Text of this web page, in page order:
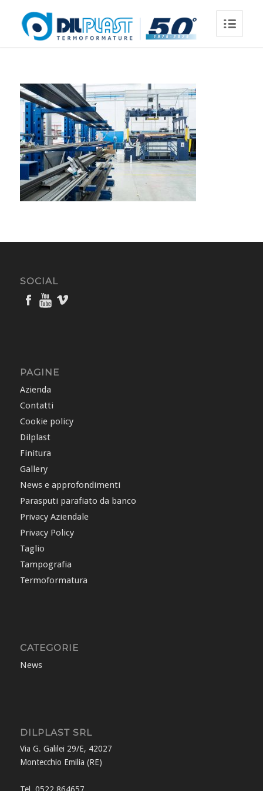
SOCIAL
PAGINE
Azienda
Contatti
Cookie policy
Dilplast
Finitura
Gallery
News e approfondimenti
Parasputi parafiato da banco
Privacy Aziendale
Privacy Policy
Taglio
Tampografia
Termoformatura
CATEGORIE
News
DILPLAST SRL
Via G. Galilei 29/E, 42027
Montecchio Emilia (RE)